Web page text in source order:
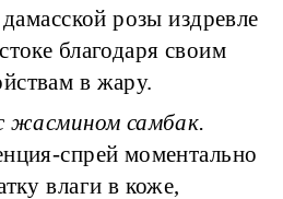
розы издревле
благодаря своим
в жару.
жасмином самбак.
спрей моментально
влаги в коже,